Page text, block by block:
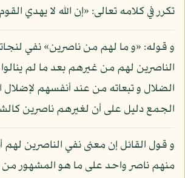
تكرر في كلامه تعالى: «إن الله لا يهدي
و قوله: «و ما لهم من ناصرين» نفي
الناصرين لهم من غيرهم بعد ما لم
الضلال و تبعاته من عند أنفسهم لإضلال
الجمع دليل على أن لغيرهم ناصرين
و قول القائل إن معنى نفي الناصرين
منهم ناصر واحد على ما هو المشهور من